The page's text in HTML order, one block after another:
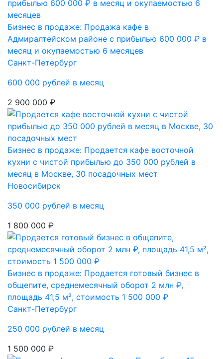
Бизнес в продаже: Продажа кафе в
Адмиралтейском районе с прибылью 600 000 ₽ в
месяц и окупаемостью 6 месяцев
Санкт-Петербург
600 000 рублей в месяц
2 900 000 ₽
Бизнес в продаже: Продается кафе восточной
кухни с чистой прибылью до 350 000 рублей в
месяц в Москве, 30 посадочных мест
Новосибирск
350 000 рублей в месяц
1 800 000 ₽
Бизнес в продаже: Продается готовый бизнес в
общепите, среднемесячный оборот 2 млн ₽,
площадь 41,5 м², стоимость 1 500 000 ₽
Санкт-Петербург
250 000 рублей в месяц
1 500 000 ₽